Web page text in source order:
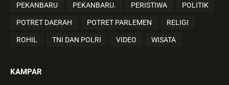
PEKANBARU PEKANBARU. PERISTIWA POLITIK
POTRET DAERAH POTRET PARLEMEN RELIGI
ROHIL TNI DAN POLRI VIDEO WISATA
KAMPAR